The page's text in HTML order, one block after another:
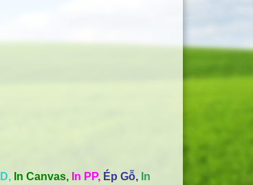
In Canvas, In PP, Ép Gỗ, In